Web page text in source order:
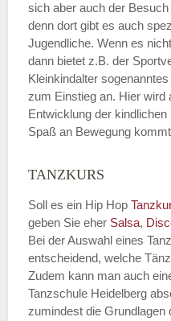
Name der
Kontakt E-Mail
Name des
sich aber auch der
denn dort gibt es auch
Jugendliche. Wenn es
dann bietet z.B. der
Kleinkindalter sogenanntes
zum Einstieg an. Hier wird
Entwicklung der
Spaß an Bewegung
TANZKURS
Soll es ein Hip Hop
geben Sie eher Salsa,
Bei der Auswahl eines
entscheidend, welche
Zudem kann man auch
Tanzschule Heidelberg
zumindest die